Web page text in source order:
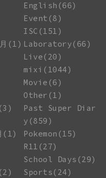
(1)
(1)
English(66)
Event(8)
ISC(151)
Laboratory(66)
Live(20)
mixi(1044)
Movie(6)
Other(1)
Past Super Diar
y(859)
Pokemon(15)
R11(27)
School Days(29)
Sports(24)